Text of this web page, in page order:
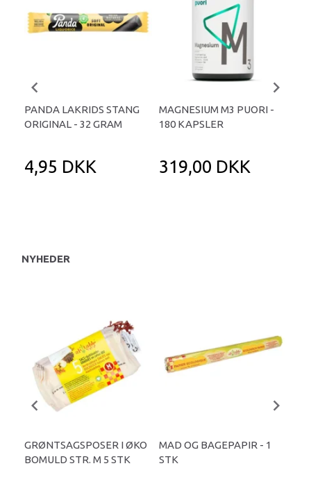
PANDA LAKRIDS STANG
ORIGINAL - 32 GRAM
4,95 DKK
MAGNESIUM M3 PUORI -
180 KAPSLER
319,00 DKK
NYHEDER
GRØNTSAGSPOSER I ØKO
BOMULD STR. M 5 STK
MAD OG BAGEPAPIR - 1
STK